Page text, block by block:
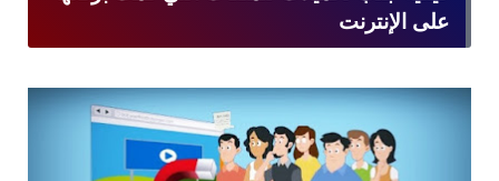
على الإنترنت